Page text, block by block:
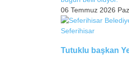
06 Temmuz 2026
Tutuklu başkan